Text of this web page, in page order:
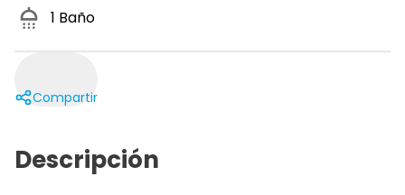
1 Baño
Compartir
Descripción